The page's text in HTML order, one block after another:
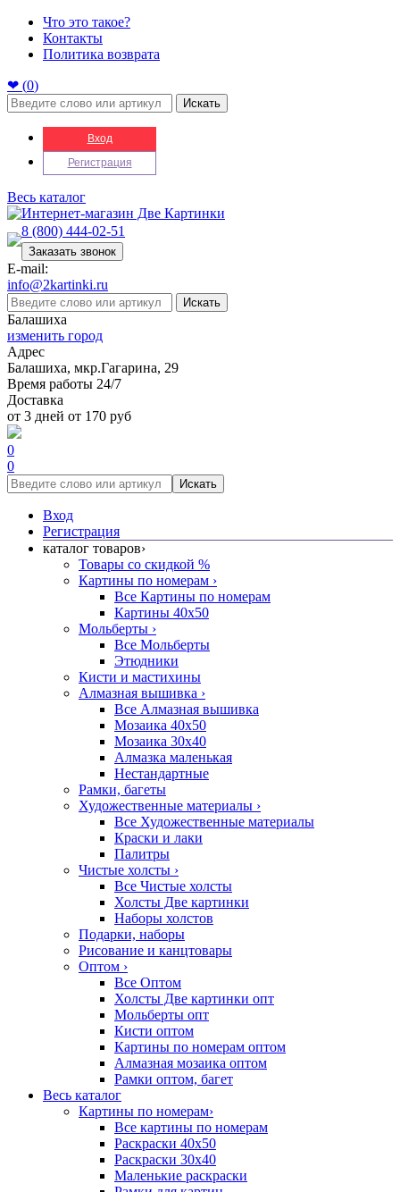
Что это такое?
Контакты
Политика возврата
❤ (0)
Искать
Вход
Регистрация
Весь каталог
8 (800) 444-02-51
Заказать звонок
E-mail:
info@2kartinki.ru
Искать
Балашиха
изменить город
Адрес
Балашиха, мкр.Гагарина, 29
Время работы 24/7
Доставка
от 3 дней от 170 руб
0
0
Искать
Вход
Регистрация
каталог товаров›
Товары со скидкой %
Картины по номерам ›
Все Картины по номерам
Картины 40x50
Мольберты ›
Все Мольберты
Этюдники
Кисти и мастихины
Алмазная вышивка ›
Все Алмазная вышивка
Мозаика 40x50
Мозаика 30x40
Алмазка маленькая
Нестандартные
Рамки, багеты
Художественные материалы ›
Все Художественные материалы
Краски и лаки
Палитры
Чистые холсты ›
Все Чистые холсты
Холсты Две картинки
Наборы холстов
Подарки, наборы
Рисование и канцтовары
Оптом ›
Все Оптом
Холсты Две картинки опт
Мольберты опт
Кисти оптом
Картины по номерам оптом
Алмазная мозаика оптом
Рамки оптом, багет
Весь каталог
Картины по номерам›
Все картины по номерам
Раскраски 40х50
Раскраски 30х40
Маленькие раскраски